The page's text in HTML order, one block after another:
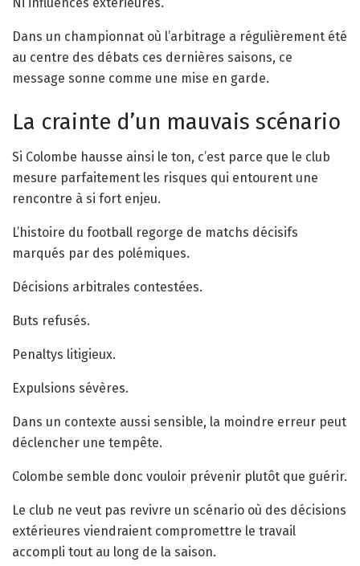
Dans un championnat où l’arbitrage a régulièrement été
au centre des débats ces dernières saisons, ce
message sonne comme une mise en garde.
La crainte d’un mauvais scénario
Si Colombe hausse ainsi le ton, c’est parce que le club
mesure parfaitement les risques qui entourent une
rencontre à si fort enjeu.
L’histoire du football regorge de matchs décisifs
marqués par des polémiques.
Décisions arbitrales contestées.
Buts refusés.
Penaltys litigieux.
Expulsions sévères.
Dans un contexte aussi sensible, la moindre erreur peut
déclencher une tempête.
Colombe semble donc vouloir prévenir plutôt que guérir.
Le club ne veut pas revivre un scénario où des décisions
extérieures viendraient compromettre le travail
accompli tout au long de la saison.